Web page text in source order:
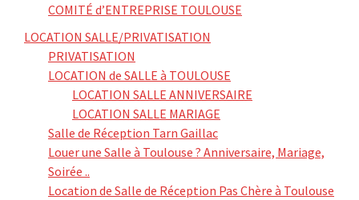
COMITÉ d’ENTREPRISE TOULOUSE
LOCATION SALLE/PRIVATISATION
PRIVATISATION
LOCATION de SALLE à TOULOUSE
LOCATION SALLE ANNIVERSAIRE
LOCATION SALLE MARIAGE
Salle de Réception Tarn Gaillac
Louer une Salle à Toulouse ? Anniversaire, Mariage,
Soirée ..
Location de Salle de Réception Pas Chère à Toulouse